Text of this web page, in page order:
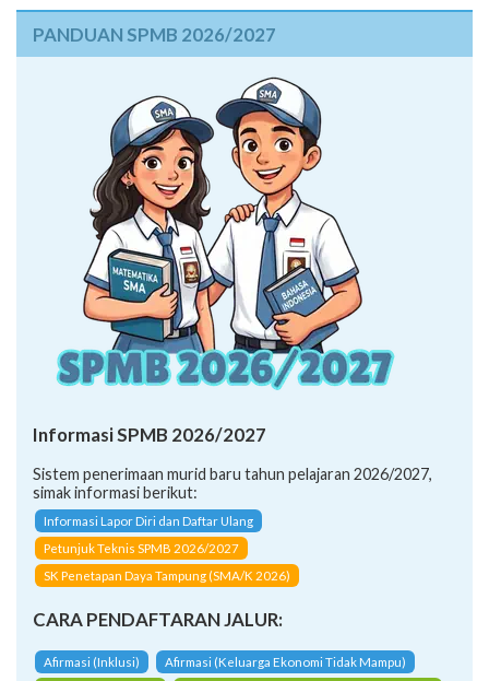
PANDUAN SPMB 2026/2027
Informasi SPMB 2026/2027
Sistem penerimaan murid baru tahun pelajaran 2026/2027,
simak informasi berikut:
Informasi Lapor Diri dan Daftar Ulang
Petunjuk Teknis SPMB 2026/2027
SK Penetapan Daya Tampung (SMA/K 2026)
CARA PENDAFTARAN JALUR:
Afirmasi (Inklusi)
Afirmasi (Keluarga Ekonomi Tidak Mampu)